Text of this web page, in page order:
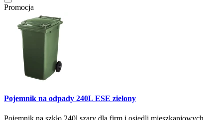
Promocja
Pojemnik na odpady 240L ESE zielony
Pojemnik na szkło 240l szary dla firm i osiedli mieszkaniowych